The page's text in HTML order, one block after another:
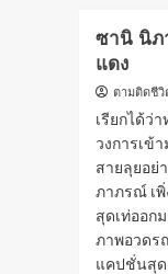
ซานิ นิภ
แดง
ตามติดชีวิ
เรียกได้ว่
วงการเข้
สายลุยอย่
ภาภรณ์ เ
สุดเท่ออก
ภาพอวดร
แคปชั่นสุด